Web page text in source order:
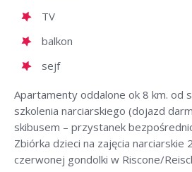
TV
balkon
sejf
Apartamenty oddalone ok 8 km. od
szkolenia narciarskiego (dojazd
skibusem – przystanek
Zbiórka dzieci na zajęcia narciarskie
czerwonej gondolki w Riscone/